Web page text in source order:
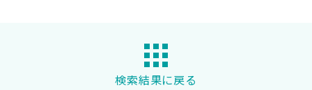
検索結果に戻る